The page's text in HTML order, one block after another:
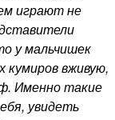
играют не
у мальчишек
кумиров вживую,
Именно такие
увидеть